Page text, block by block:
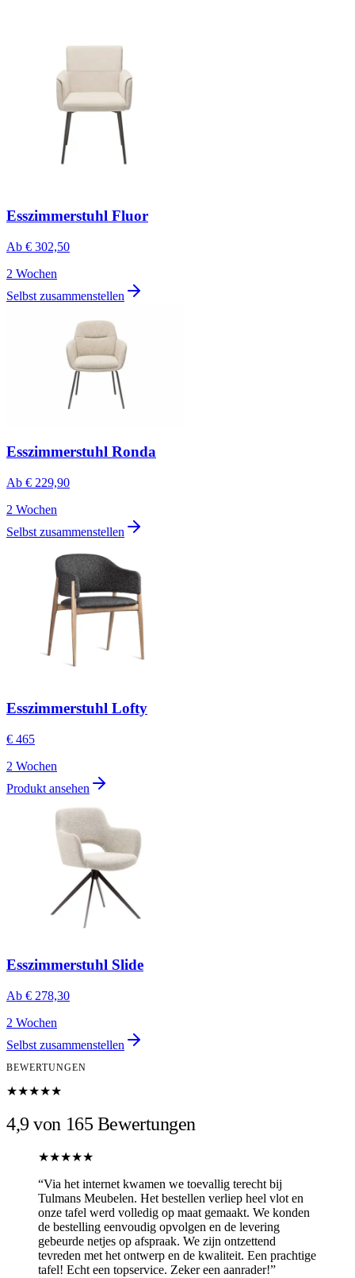
Esszimmerstuhl Fluor
Ab € 302,50
2 Wochen
Selbst zusammenstellen
Esszimmerstuhl Ronda
Ab € 229,90
2 Wochen
Selbst zusammenstellen
Esszimmerstuhl Lofty
€ 465
2 Wochen
Produkt ansehen
Esszimmerstuhl Slide
Ab € 278,30
2 Wochen
Selbst zusammenstellen
BEWERTUNGEN
★★★★★
4,9 von 165 Bewertungen
★★★★★
“Via het internet kwamen we toevallig terecht bij
Tulmans Meubelen. Het bestellen verliep heel vlot en
onze tafel werd volledig op maat gemaakt. We konden
de bestelling eenvoudig opvolgen en de levering
gebeurde netjes op afspraak. We zijn ontzettend
tevreden met het ontwerp en de kwaliteit. Een prachtige
tafel! Echt een topservice. Zeker een aanrader!”